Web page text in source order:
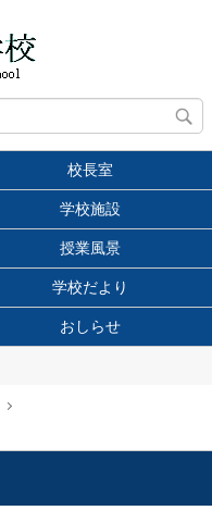
校長室
学校施設
授業風景
学校だより
おしらせ